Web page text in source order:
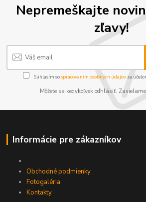
Nepremeškajte
zľavy!
Súhlasím sospracovaním osobných údajov za
Môžete sa kedykoľvek odhlásiť.
Informácie pre zákazníkov
Obchodné podmienky
Fotogaléria
Kontakty